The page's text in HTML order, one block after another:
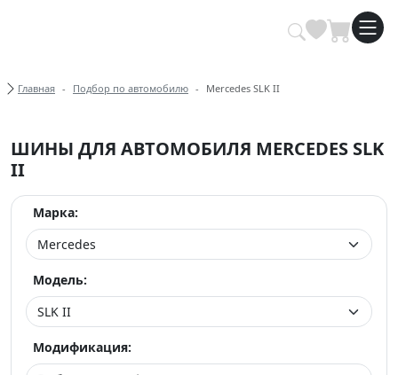
Купить автомобильные шины
Хлебные крошки
Главная Подбор по автомобилю Mercedes SLK II
ШИНЫ ДЛЯ АВТОМОБИЛЯ MERCEDES SLK
II
Марка:
Модель:
Модификация: